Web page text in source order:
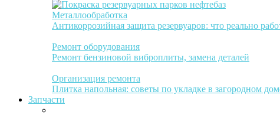
Металлообработка
Антикоррозийная защита резервуаров: что реально
Ремонт оборудования
Ремонт бензиновой виброплиты, замена деталей
Организация ремонта
Плитка напольная: советы по укладке в загородном
Запчасти